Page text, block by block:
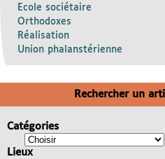
Ecole sociétaire
Orthodoxes
Réalisation
Union phalanstérienne
Rechercher un
Catégories
Lieux